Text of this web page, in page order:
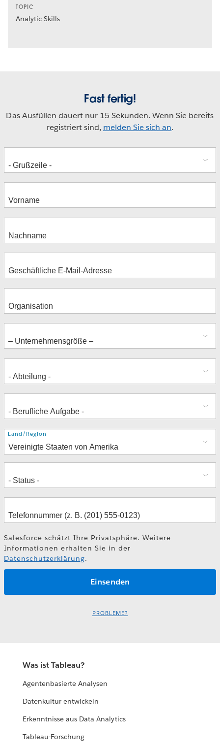
TOPIC
Analytic Skills
Fast fertig!
Das Ausfüllen dauert nur 15 Sekunden. Wenn Sie bereits
registriert sind, melden Sie sich an.
Adresse
Land/Region
Salesforce schätzt Ihre Privatsphäre. Weitere
Informationen erhalten Sie in der
Datenschutzerklärung.
PROBLEME?
Was ist Tableau?
Agentenbasierte Analysen
Datenkultur entwickeln
Erkenntnisse aus Data Analytics
Tableau-Forschung